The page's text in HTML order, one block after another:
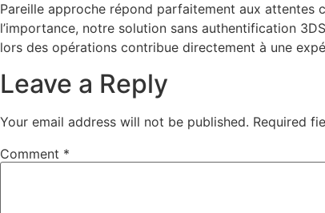
Pareille approche répond parfaitement aux attentes
l’importance, notre solution sans authentification
lors des opérations contribue directement à une
Leave a Reply
Your email address will not be published. Required
Comment *